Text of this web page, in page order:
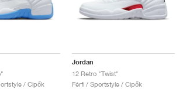
/ Cipők
Jordan
12 Retro "Twist"
Férfi / Sportstyle / Cipők